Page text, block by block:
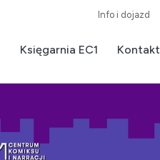
Info i dojazd
Księgarnia EC1 Kontakt